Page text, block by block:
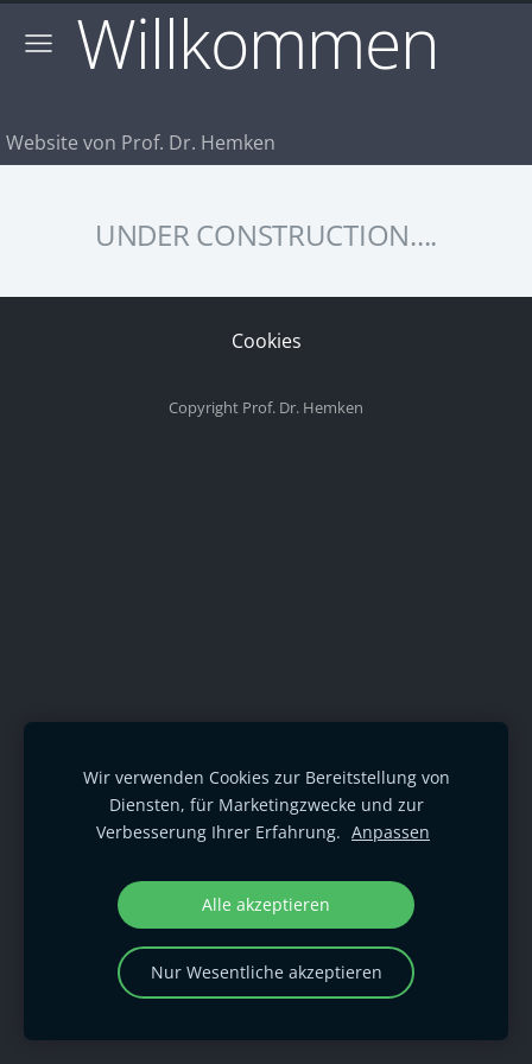
Willkommen
Website von Prof. Dr. Hemken
UNDER CONSTRUCTION....
Cookies
Copyright Prof. Dr. Hemken
Wir verwenden Cookies zur Bereitstellung von
Diensten, für Marketingzwecke und zur
Verbesserung Ihrer Erfahrung. Anpassen
Alle akzeptieren
Nur Wesentliche akzeptieren